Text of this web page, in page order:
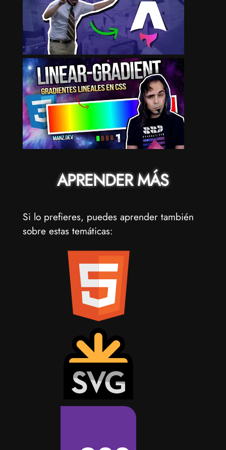
APRENDER MÁS
Si lo prefieres, puedes aprender también
sobre estas temáticas: